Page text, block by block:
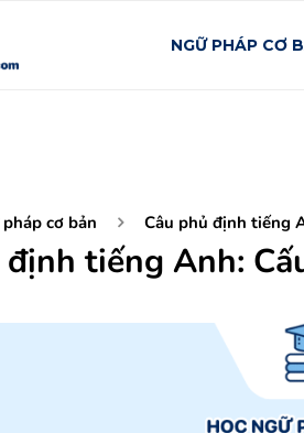
NGỮ PHÁP CƠ
cơ bản Câu phủ định tiếng
định tiếng Anh: